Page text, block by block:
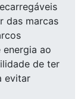
das marcas
ao
de ter
evitar